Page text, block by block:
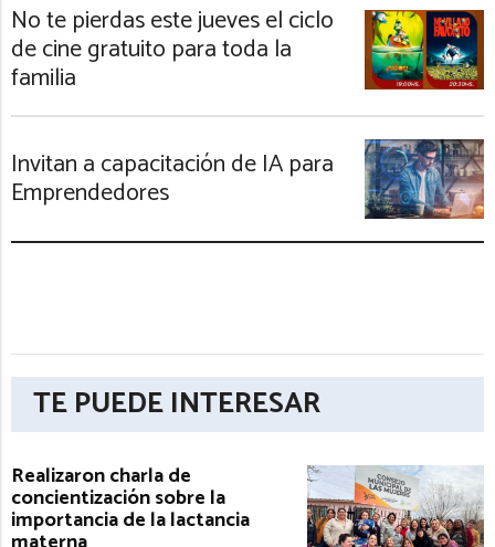
No te pierdas este jueves el ciclo
de cine gratuito para toda la
familia
Invitan a capacitación de IA para
Emprendedores
TE PUEDE INTERESAR
Realizaron charla de
concientización sobre la
importancia de la lactancia